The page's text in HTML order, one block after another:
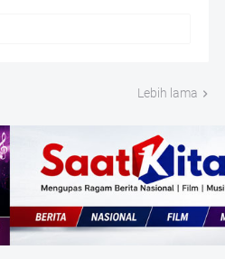
Lebih lama